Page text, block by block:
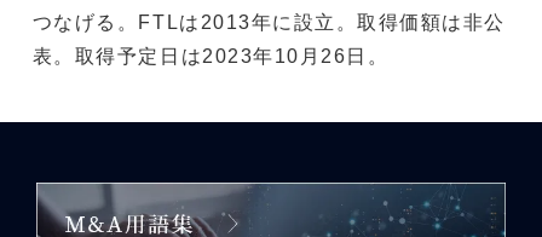
つなげる。FTLは2013年に設立。取得価額は非公
表。取得予定日は2023年10月26日。